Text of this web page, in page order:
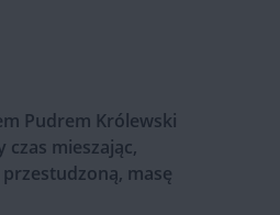
Pudrem Królewski
czas mieszając,
masę